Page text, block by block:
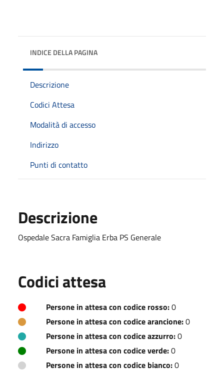
INDICE DELLA PAGINA
Descrizione
Codici Attesa
Modalità di accesso
Indirizzo
Punti di contatto
Descrizione
Ospedale Sacra Famiglia Erba PS Generale
Codici attesa
Persone in attesa con codice rosso:0
Persone in attesa con codice arancione:0
Persone in attesa con codice azzurro:0
Persone in attesa con codice verde:0
Persone in attesa con codice bianco:0